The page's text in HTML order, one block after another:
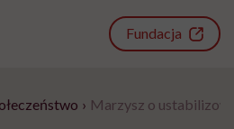
Fundacja
› Marzysz o